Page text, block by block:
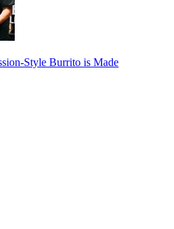
Style Burrito is Made